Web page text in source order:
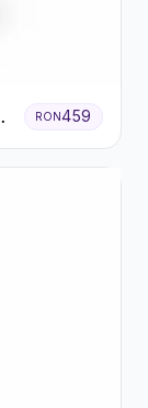
RON459